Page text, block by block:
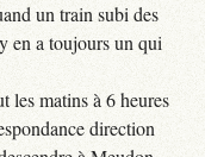
un train subi des
en a toujours un qui
les matins à 6 heures
direction